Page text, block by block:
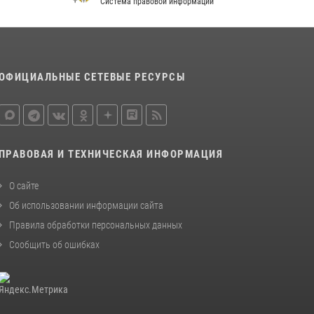
сотрудников вневедомственной охраны
столичного главка Росгвардии отмечает своё
СЕТЕВЫЕ РЕСУРСЫ
ПРАВОВАЯ И ТЕХНИЧЕСКАЯ ИНФОРМАЦИЯ
О сайте
Об использовании информации сайта
Правила обработки персональных данных
Сообщить об ошибках